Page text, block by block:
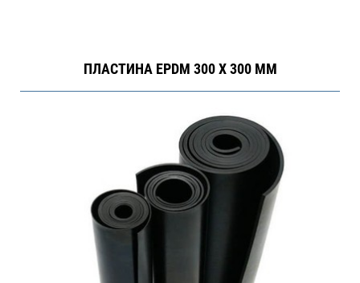
ПЛАСТИНА EPDM 300 X 300 ММ